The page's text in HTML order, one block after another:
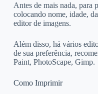
Antes de mais nada, para
colocando nome, idade,
editor de imagens.
Além disso, há vários
de sua preferência,
Paint, PhotoScape, Gimp.
Como Imprimir